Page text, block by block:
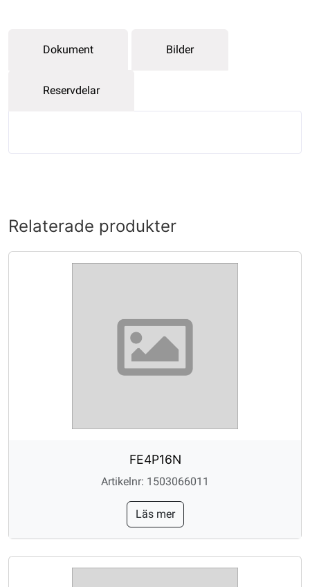
Dokument Bilder
Reservdelar
Relaterade produkter
FE4P16N
Artikelnr: 1503066011
Läs mer